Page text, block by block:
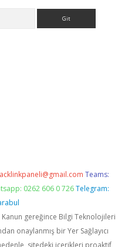
Teams:
0262 606 0 726 Telegram:
Kanun gereğince Bilgi Teknolojileri
onaylanmış bir Yer Sağlayıcı
sitedeki içerikleri proaktif